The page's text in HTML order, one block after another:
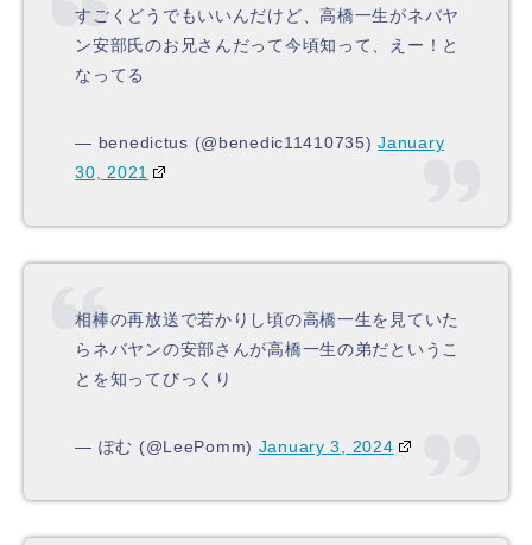
すごくどうでもいいんだけど、高橋一生がネバヤ
ン安部氏のお兄さんだって今頃知って、えー！と
なってる
— benedictus (@benedic11410735)January
30, 2021
相棒の再放送で若かりし頃の高橋一生を見ていた
らネバヤンの安部さんが高橋一生の弟だというこ
とを知ってびっくり
— ぽむ (@LeePomm) January 3, 2024